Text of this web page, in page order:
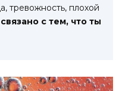
тревожность, плохой
с тем, что ты